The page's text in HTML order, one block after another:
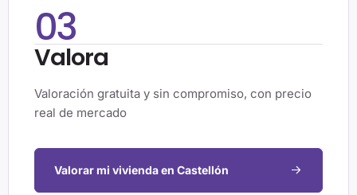
03
Valora
Valoración gratuita y sin compromiso, con precio
real de mercado
Valorar mi vivienda en Castellón